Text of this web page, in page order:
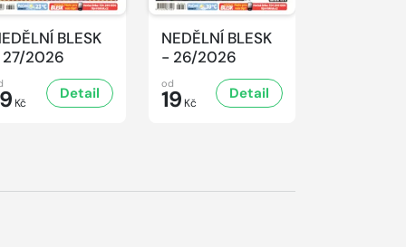
BLESK
2026
Kč
Detail
NEDĚLNÍ BLESK
- 26/2026
od
19 Kč
Detail